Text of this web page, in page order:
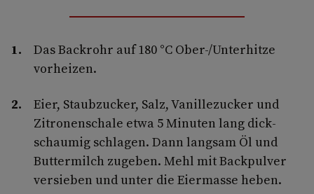
Das Backrohr auf 180 °C Ober-/Unterhitze
vorheizen.
Eier, Staubzucker, Salz, Vanillezucker und
Zitronenschale etwa 5 Minuten lang dick-
schaumig schlagen. Dann langsam Öl und
Buttermilch zugeben. Mehl mit Backpulver
versieben und unter die Eiermasse heben.